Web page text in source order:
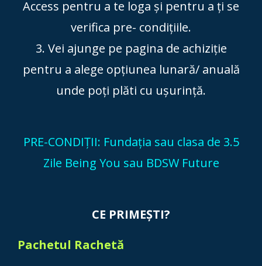
Access pentru a te loga și pentru a ți se
verifica pre- condițiile.
3. Vei ajunge pe pagina de achiziție
pentru a alege opțiunea lunară/ anuală
unde poți plăti cu ușurință.
PRE-CONDIȚII: Fundația sau clasa de 3.5
Zile Being You sau BDSW Future
CE PRIMEȘTI?
Pachetul Rachetă